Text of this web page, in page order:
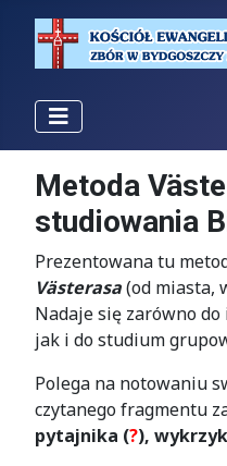
Metoda
studiowania
Prezentowana tu
Västerasa(od miasta,
Nadaje się zarówno
jak i do studium
Polega na notowaniu
czytanego fragmentu
pytajnika (?),